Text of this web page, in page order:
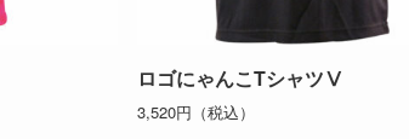
ロゴにゃんこTシャツⅤ
3,520円（税込）